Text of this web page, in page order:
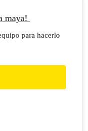
maya!
para hacerlo